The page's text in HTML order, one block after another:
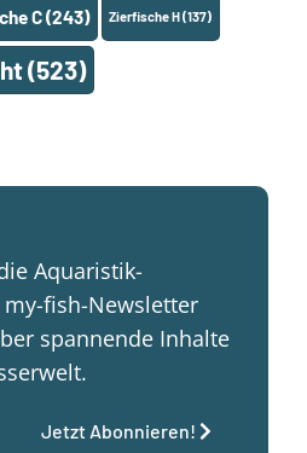
C(243) Zierfische H(137)
(523)
Aquaristik-
fish-Newsletter
spannende Inhalte
Jetzt Abonnieren!